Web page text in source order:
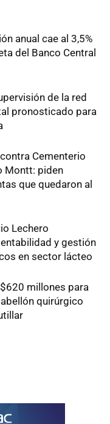
anual cae al 3,5%
del Banco Central
de la red
pronosticado para
Cementerio
Montt: piden
que quedaron al
Lechero
y gestión
en sector lácteo
millones para
quirúrgico